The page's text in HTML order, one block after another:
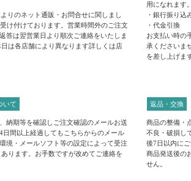
りのネット通販・お問合せに関しまし
け付けております。営業時間外のご注文
答は翌営業日より順次ご連絡をいたしま
は各店舗により異なります詳しくは店
用になれます
・銀行振り込
・代金引換
お支払い時の
承くださいま
を差し上げま
いて
納期等を確認しご注文確認のメールお送
日間以上経過してもこちらからのメール
境・メールソフト等の設定によって受注
ります。お手数ですが改めてご連絡を
返品・交換
商品の整備・
不良・破損し
後7日以内に
商品発送後の
せん。